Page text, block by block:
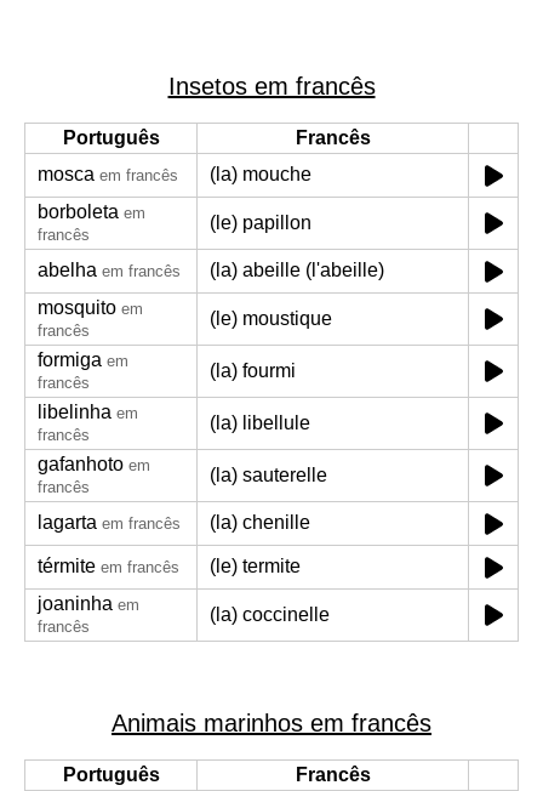
Insetos em francês
Português
Francês
mosca em francês
(la) mouche
borboleta em
francês
(le) papillon
abelha em francês
(la) abeille (l'abeille)
mosquito em
francês
(le) moustique
formiga em
francês
(la) fourmi
libelinha em
francês
(la) libellule
gafanhoto em
francês
(la) sauterelle
lagarta em francês (la) chenille
térmite em francês
(le) termite
joaninha em
francês
(la) coccinelle
Animais marinhos em francês
Português
Francês